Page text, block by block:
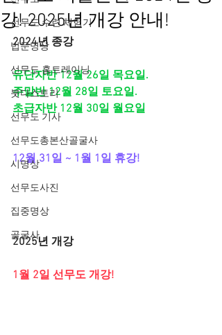
선무도 수련 체험기
법문명상
선무도 홈트레이닝
붓다스토리
선무도 기사
선무도총본산골굴사
시명상
선무도사진
집중명상
골굴사
강! 2025년 개강 안내!
2024년 종강
유단자반 12월 26일 목요일.
주말반 12월 28일 토요일.
초급자반 12월 30일 월요일
12월 31일 ~ 1월 1일 휴강!
2025년 개강
1월 2일 선무도 개강!